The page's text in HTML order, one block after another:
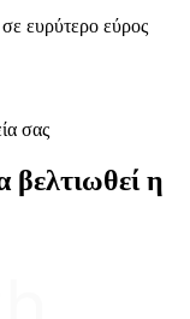
ευρύτερο εύρος
σας
βελτιωθεί η